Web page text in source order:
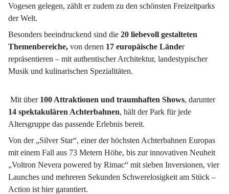
Vogesen gelegen, zählt er zudem zu den schönsten Freizeitparks
der Welt.
Besonders beeindruckend sind die 20 liebevoll gestalteten
Themenbereiche, von denen 17 europäische Länder
repräsentieren – mit authentischer Architektur, landestypischer
Musik und kulinarischen Spezialitäten.
Mit über 100 Attraktionen und traumhaften Shows, darunter
14 spektakulären Achterbahnen, hält der Park für jede
Altersgruppe das passende Erlebnis bereit.
Von der „Silver Star“, einer der höchsten Achterbahnen Europas
mit einem Fall aus 73 Metern Höhe, bis zur innovativen Neuheit
„Voltron Nevera powered by Rimac“ mit sieben Inversionen, vier
Launches und mehreren Sekunden Schwerelosigkeit am Stück –
Action ist hier garantiert.